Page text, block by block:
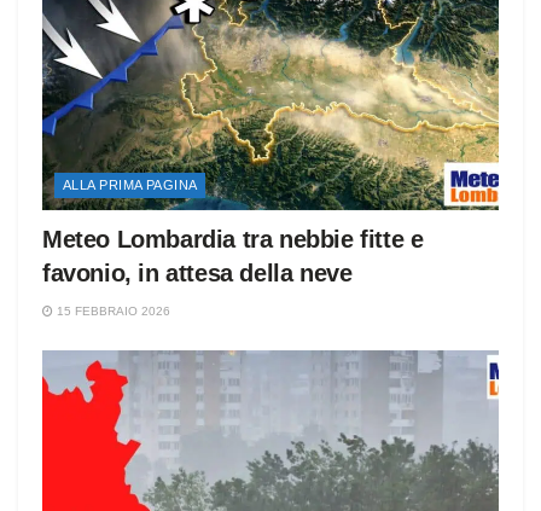
ALLA PRIMA PAGINA
Meteo Lombardia tra nebbie fitte e
favonio, in attesa della neve
15 FEBBRAIO 2026